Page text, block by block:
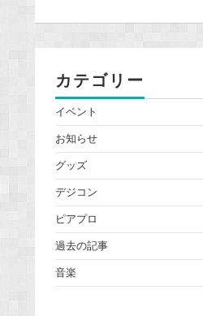
カテゴリー
イベント
お知らせ
グッズ
デジコン
ピアプロ
過去の記事
音楽